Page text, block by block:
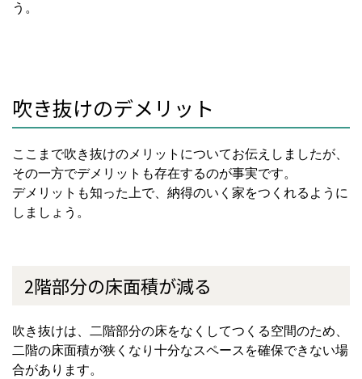
う。
吹き抜けのデメリット
ここまで吹き抜けのメリットについてお伝えしましたが、
その一方でデメリットも存在するのが事実です。
デメリットも知った上で、納得のいく家をつくれるように
しましょう。
2階部分の床面積が減る
吹き抜けは、二階部分の床をなくしてつくる空間のため、
二階の床面積が狭くなり十分なスペースを確保できない場
合があります。